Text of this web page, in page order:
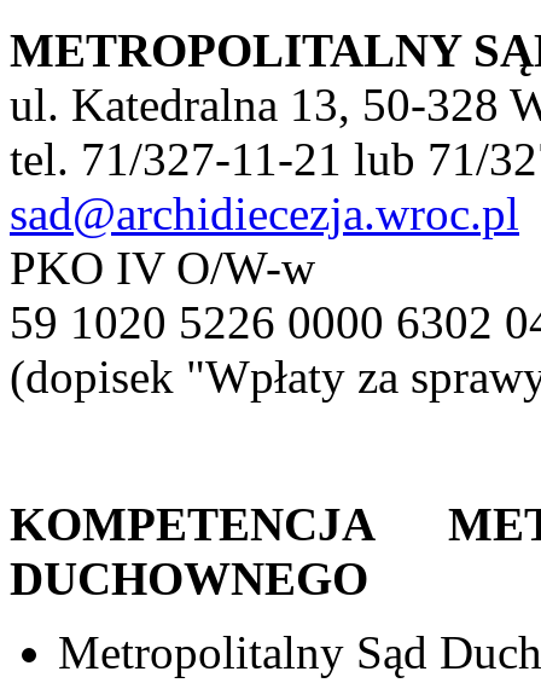
METROPOLITALNY
ul. Katedralna 13, 50-328
tel. 71/327-11-21 lub 71/
sad@archidiecezja.wroc.pl
PKO IV O/W-w
59 1020 5226 0000 6302
(dopisek "Wpłaty za
KOMPETENCJA
DUCHOWNEGO
Metropolitalny Sąd